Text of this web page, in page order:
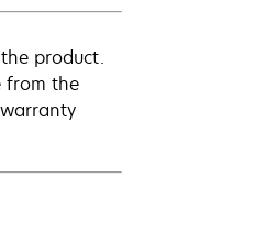
product.
from the